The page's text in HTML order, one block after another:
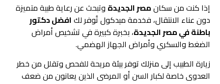
إذا كنت من سكانمصر الجديدة وتبحث عن رعاية طبية متميزة
دون عناء الانتقال، فخدمة ميدكول تُوفر لكافضل دكتور
باطنة في مصر الجديدة، بخبرة كبيرة في تشخيص أمراض
الضغط والسكري وأمراض الجهاز الهضمي.
زيارة الطبيب إلى منزلك توفر بيئة مريحة للفحص وتقلل من خطر
العدوى خاصة لكبار السن أو المرضى الذين يعانون من ضعف